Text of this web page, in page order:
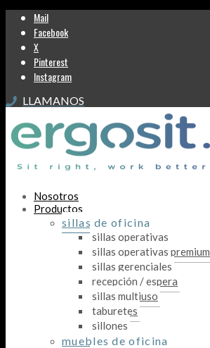
Mail
Facebook
X
Pinterest
Instagram
LLAMANOS
Nosotros
Productos
sillas de oficina
sillas operativas
sillas operativas premium
sillas gerenciales
recepción / espera
sillas multiuso
taburetes
sillones
muebles de oficina